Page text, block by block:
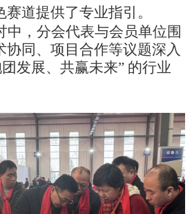
道提供了专业指引。
中，分会代表与会员单位围
协同、项目合作等议题深入
团发展、共赢未来” 的行业